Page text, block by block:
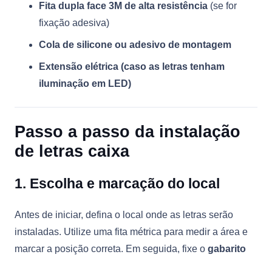
Fita dupla face 3M de alta resistência (se for
fixação adesiva)
Cola de silicone ou adesivo de montagem
Extensão elétrica (caso as letras tenham
iluminação em LED)
Passo a passo da instalação
de letras caixa
1. Escolha e marcação do local
Antes de iniciar, defina o local onde as letras serão
instaladas. Utilize uma fita métrica para medir a área e
marcar a posição correta. Em seguida, fixe o gabarito